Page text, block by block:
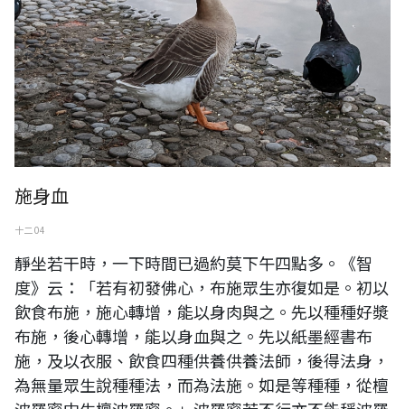
施身血
十二 04
靜坐若干時，一下時間已過約莫下午四點多。《智
度》云：「若有初發佛心，布施眾生亦復如是。初以
飲食布施，施心轉增，能以身肉與之。先以種種好漿
布施，後心轉增，能以身血與之。先以紙墨經書布
施，及以衣服、飲食四種供養供養法師，後得法身，
為無量眾生說種種法，而為法施。如是等種種，從檀